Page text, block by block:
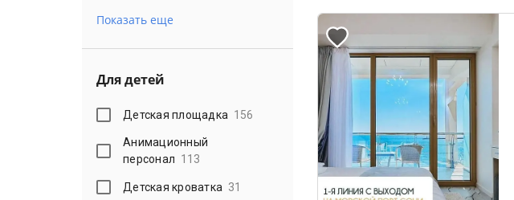
Показать еще
Для детей
Детская площадка 156
Анимационный
персонал 113
Детская кроватка 31